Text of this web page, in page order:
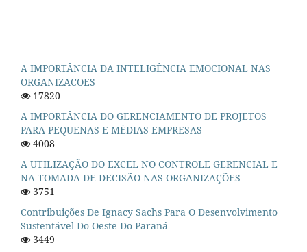
A IMPORTÂNCIA DA INTELIGÊNCIA EMOCIONAL NAS
ORGANIZACOES
17820
A IMPORTÂNCIA DO GERENCIAMENTO DE PROJETOS
PARA PEQUENAS E MÉDIAS EMPRESAS
4008
A UTILIZAÇÃO DO EXCEL NO CONTROLE GERENCIAL E
NA TOMADA DE DECISÃO NAS ORGANIZAÇÕES
3751
Contribuições De Ignacy Sachs Para O Desenvolvimento
Sustentável Do Oeste Do Paraná
3449